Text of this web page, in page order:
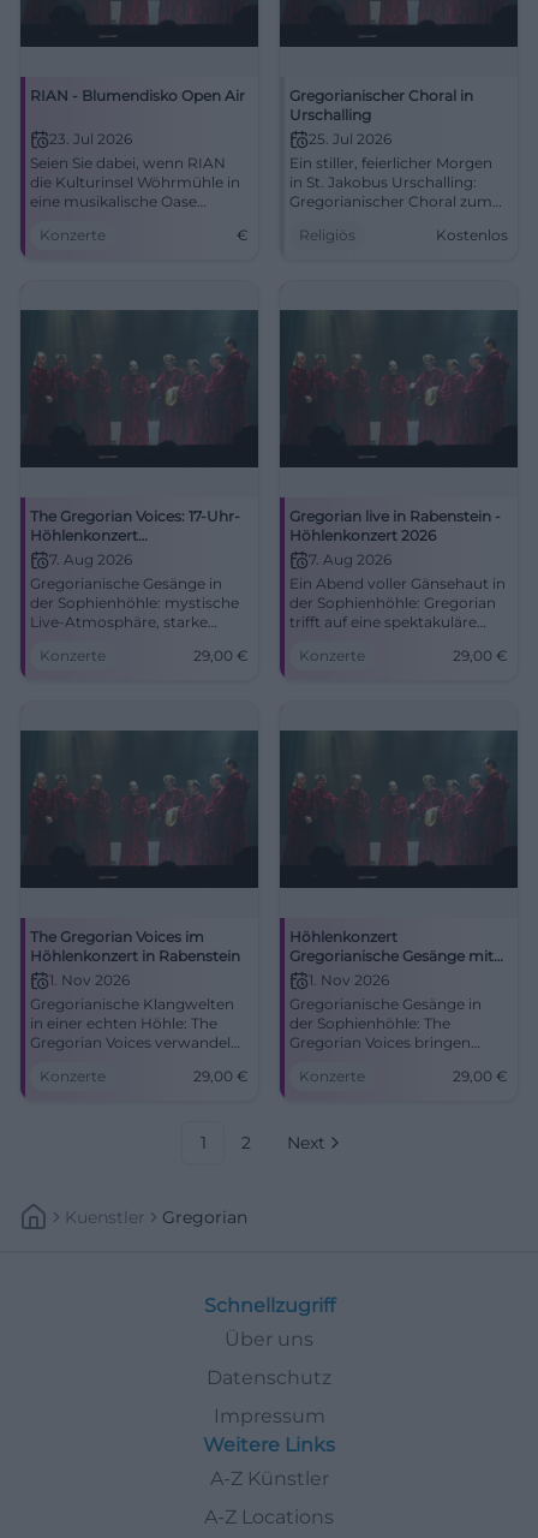
RIAN - Blumendisko Open Air
23. Jul 2026
Seien Sie dabei, wenn RIAN
die Kulturinsel Wöhrmühle in
eine musikalische Oase
Juli 2026.
Konzerte €
Gregorianischer Choral in
Urschalling
25. Jul 2026
Ein stiller, feierlicher Morgen
in St. Jakobus Urschalling:
Gregorianischer Choral zum
getragen von Liturgie und
Religiös Kostenlos
The Gregorian Voices: 17-Uhr-
Höhlenkonzert
Gregorianische Gesänge
7. Aug 2026
Gregorianische Gesänge in
der Sophienhöhle: mystische
Live-Atmosphäre, starke
am 07.08.2026. Jetzt
Konzerte 29,00 €
Gregorian live in Rabenstein -
Höhlenkonzert 2026
7. Aug 2026
Ein Abend voller Gänsehaut in
der Sophienhöhle: Gregorian
trifft auf eine spektakuläre
2026 um 20:00 Uhr, Tickets ab
Konzerte 29,00 €
The Gregorian Voices im
Höhlenkonzert in Rabenstein
1. Nov 2026
Gregorianische Klangwelten
in einer echten Höhle: The
Gregorian Voices verwandeln
Gänsehaut und Nachhall.
Konzerte 29,00 €
Höhlenkonzert
Gregorianische Gesänge mit
The Gregorian Voices in
Rabenstein
1. Nov 2026
Gregorianische Gesänge in
der Sophienhöhle: The
Gregorian Voices bringen
nach Rabenstein. 1.11.2026,
Konzerte 29,00 €
1 2 Next
Kuenstler Gregorian
Schnellzugriff
Über uns
Datenschutz
Impressum
Weitere Links
A-Z Künstler
A-Z Locations